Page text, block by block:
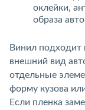
оклейки,
образа
Винил подходит
внешний вид
отдельные
форму кузова
Если пленка